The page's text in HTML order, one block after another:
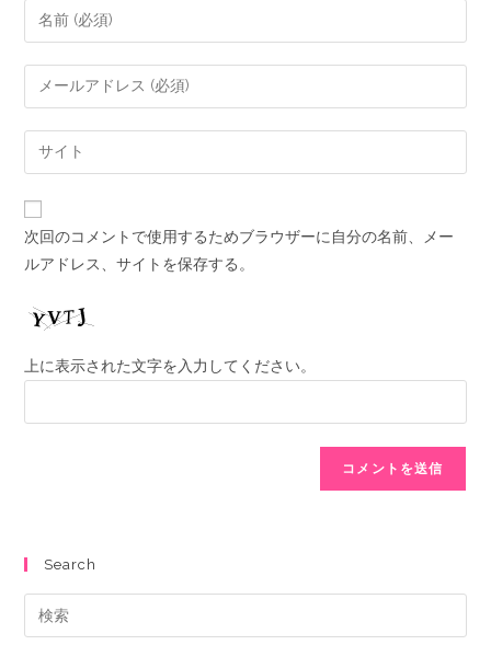
次回のコメントで使用するためブラウザーに自分の名前、メー
ルアドレス、サイトを保存する。
上に表示された文字を入力してください。
Search